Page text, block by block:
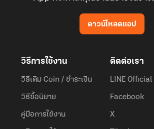
ดาวน์โหลดแอป
วิธีการใช้งาน
วิธีเติม Coin / ชำระเงิน
วิธีซื้อนิยาย
คู่มือการใช้งาน
ติดต่อเรา
LINE Official
Facebook
X